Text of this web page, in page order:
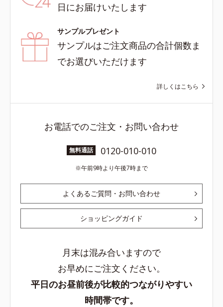
日にお届けいたします
サンプルプレゼント
サンプルはご注文商品の合計個数ま
でお選びいただけます
詳しくはこちら
お電話でのご注文・お問い合わせ
無料通話 0120-010-010
午前9時より午後7時まで
よくあるご質問・お問い合わせ
ショッピングガイド
月末は混み合いますので
お早めにご注文ください。
平日のお昼前後が比較的つながりやすい
時間帯です。